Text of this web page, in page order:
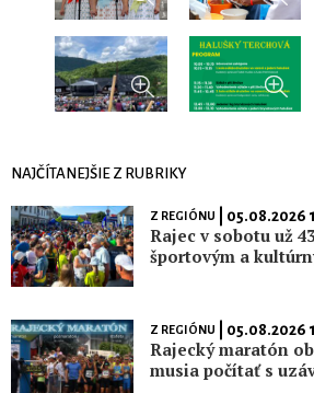
NAJČÍTANEJŠIE Z RUBRIKY
Z REGIÓNU | 05.08.2026
Rajec v sobotu už
športovým a
Z REGIÓNU | 05.08.2026
Rajecký maratón
musia počítať s